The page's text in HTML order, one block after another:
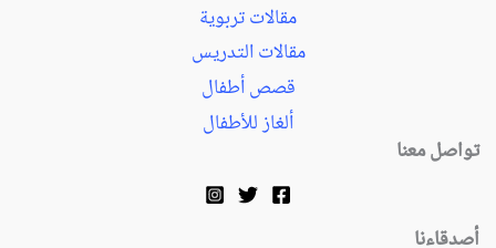
مقالات تربوية
مقالات التدريس
قصص أطفال
ألغاز للأطفال
تواصل معنا
أصدقاءنا